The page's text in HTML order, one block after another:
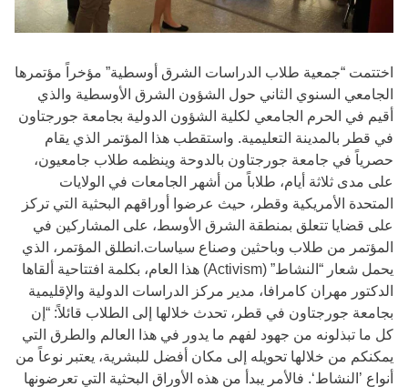
اختتمت “جمعية طلاب الدراسات الشرق أوسطية” مؤخراً مؤتمرها
الجامعي السنوي الثاني حول الشؤون الشرق الأوسطية والذي
أقيم في الحرم الجامعي لكلية الشؤون الدولية بجامعة جورجتاون
في قطر بالمدينة التعليمية. واستقطب هذا المؤتمر الذي يقام
حصرياً في جامعة جورجتاون بالدوحة وينظمه طلاب جامعيون،
على مدى ثلاثة أيام، طلاباً من أشهر الجامعات في الولايات
المتحدة الأمريكية وقطر، حيث عرضوا أوراقهم البحثية التي تركز
على قضايا تتعلق بمنطقة الشرق الأوسط، على المشاركين في
المؤتمر من طلاب وباحثين وصناع سياسات.انطلق المؤتمر، الذي
يحمل شعار “النشاط” (Activism) هذا العام، بكلمة افتتاحية ألقاها
الدكتور مهران كامرافا، مدير مركز الدراسات الدولية والإقليمية
بجامعة جورجتاون في قطر، تحدث خلالها إلى الطلاب قائلاً: “إن
كل ما تبذلونه من جهود لفهم ما يدور في هذا العالم والطرق التي
يمكنكم من خلالها تحويله إلى مكان أفضل للبشرية، يعتبر نوعاً من
أنواع ’النشاط‘. فالأمر يبدأ من هذه الأوراق البحثية التي تعرضونها